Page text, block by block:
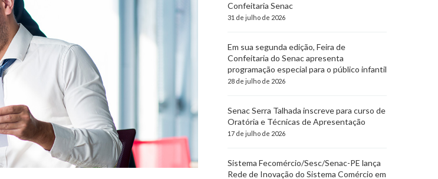
Confeitaria Senac
31 de julho de 2026
Em sua segunda edição, Feira de
Confeitaria do Senac apresenta
programação especial para o público infantil
28 de julho de 2026
Senac Serra Talhada inscreve para curso de
Oratória e Técnicas de Apresentação
17 de julho de 2026
Sistema Fecomércio/Sesc/Senac-PE lança
Rede de Inovação do Sistema Comércio em